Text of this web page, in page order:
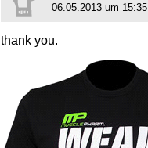
06.05.2013 um 15:35
thank you.